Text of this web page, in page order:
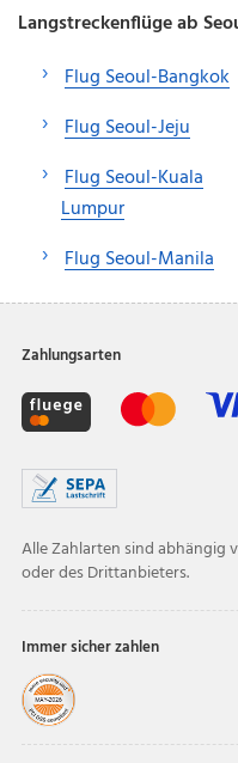
Langstreckenflüge ab
Flug Seoul-Bangkok
Flug Seoul-Jeju
Flug Seoul-Kuala
Lumpur
Flug Seoul-Manila